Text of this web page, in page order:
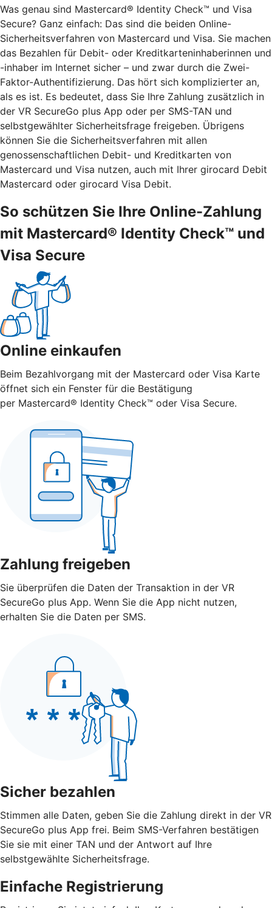
Was genau sind Mastercard® Identity Check™ und Visa
Secure? Ganz einfach: Das sind die beiden Online-
Sicherheitsverfahren von Mastercard und Visa. Sie machen
das Bezahlen für Debit- oder Kreditkarteninhaberinnen und
-inhaber im Internet sicher – und zwar durch die Zwei-
Faktor-Authentifizierung. Das hört sich komplizierter an,
als es ist. Es bedeutet, dass Sie Ihre Zahlung zusätzlich in
der VR SecureGo plus App oder per SMS-TAN und
selbstgewählter Sicherheitsfrage freigeben. Übrigens
können Sie die Sicherheitsverfahren mit allen
genossenschaftlichen Debit- und Kreditkarten von
Mastercard und Visa nutzen, auch mit Ihrer girocard Debit
Mastercard oder girocard Visa Debit.
So schützen Sie Ihre Online-Zahlung
mit Mastercard® Identity Check™ und
Visa Secure
Online einkaufen
Beim Bezahlvorgang mit der Mastercard oder Visa Karte
öffnet sich ein Fenster für die Bestätigung
per Mastercard® Identity Check™ oder Visa Secure.
Zahlung freigeben
Sie überprüfen die Daten der Transaktion in der VR
SecureGo plus App. Wenn Sie die App nicht nutzen,
erhalten Sie die Daten per SMS.
Sicher bezahlen
Stimmen alle Daten, geben Sie die Zahlung direkt in der VR
SecureGo plus App frei. Beim SMS-Verfahren bestätigen
Sie sie mit einer TAN und der Antwort auf Ihre
selbstgewählte Sicherheitsfrage.
Einfache Registrierung